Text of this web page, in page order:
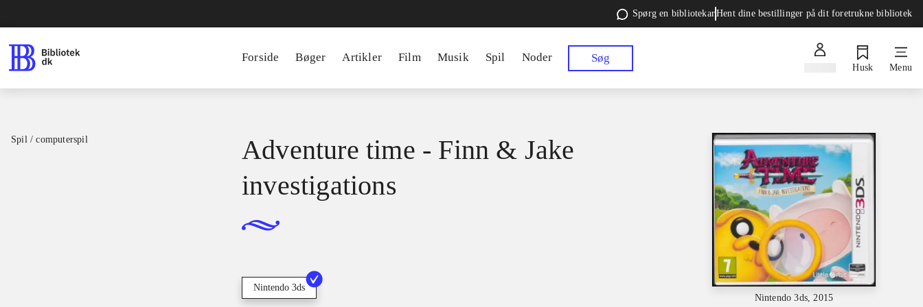
Spørg en bibliotekarHent dine bestillinger på dit foretrukne bibliotek
Forside Bøger Artikler Film Musik Spil Noder Søg
Husk Menu
Spil / computerspil
Nintendo 3ds, 2015
Adventure time - Finn & Jake
investigations
Nintendo 3ds